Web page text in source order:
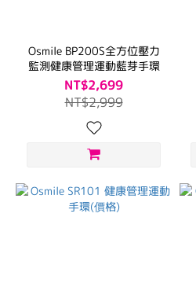
Osmile BP200S全方位壓力
監測健康管理運動藍芽手環
NT$2,699
NT$2,999